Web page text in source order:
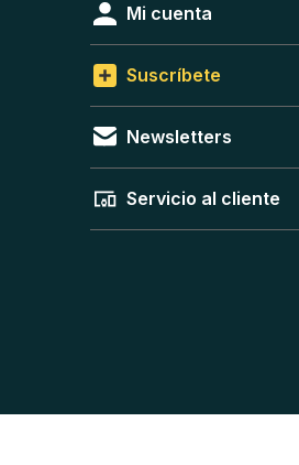
Mi cuenta
Suscríbete
Newsletters
Servicio al cliente